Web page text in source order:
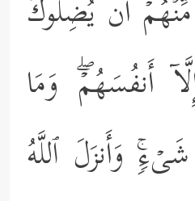
أَن یُضِلُّوكَ
أَنفُسَهُمۡۖ وَمَا
وَأَنزَلَ ٱللَّهُ